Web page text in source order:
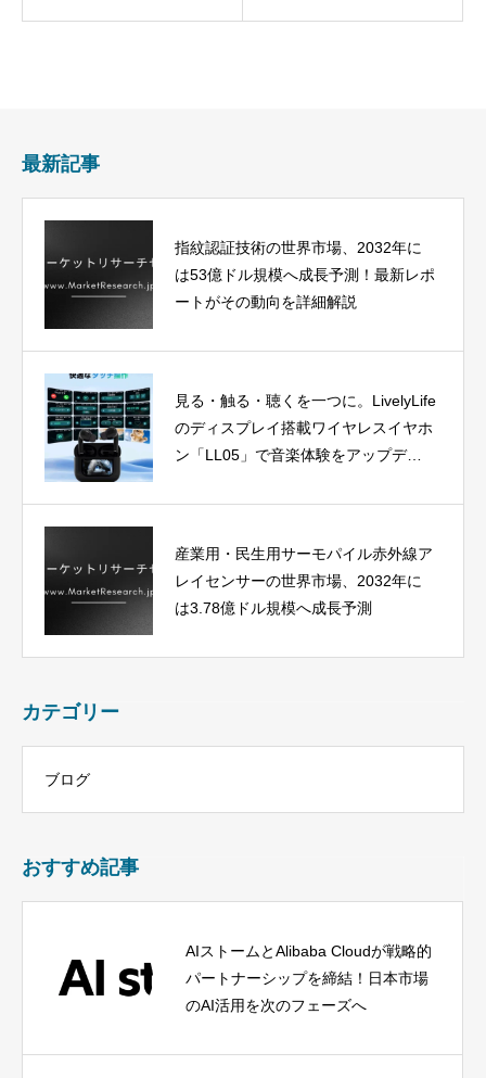
最新記事
指紋認証技術の世界市場、2032年に
は53億ドル規模へ成長予測！最新レポ
ートがその動向を詳細解説
見る・触る・聴くを一つに。LivelyLife
のディスプレイ搭載ワイヤレスイヤホ
ン「LL05」で音楽体験をアップデー
産業用・民生用サーモパイル赤外線ア
レイセンサーの世界市場、2032年に
は3.78億ドル規模へ成長予測
カテゴリー
ブログ
おすすめ記事
AIストームとAlibaba Cloudが戦略的
パートナーシップを締結！日本市場
のAI活用を次のフェーズへ